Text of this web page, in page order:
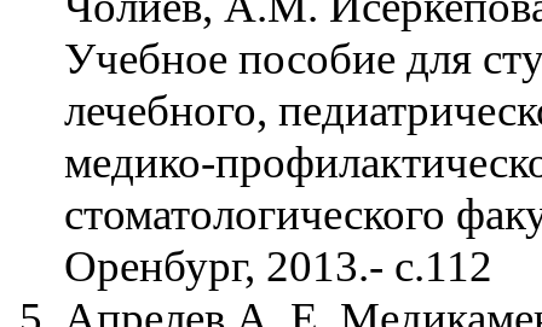
Учебное пособие для
лечебного,
медико-
стоматологического
Оренбург, 2013.- с.112